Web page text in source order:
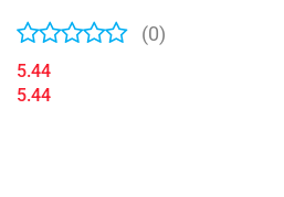
(0)
5.44
5.44